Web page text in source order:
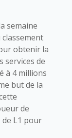
semaine
classement
obtenir la
services de
à 4 millions
but de la
de
de L1 pour